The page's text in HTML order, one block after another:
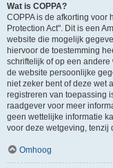
Wat is COPPA?
COPPA is de afkorting voor
Protection Act". Dit is een
website die mogelijk
hiervoor de toestemming
schriftelijk of op een
de website persoonlijke
niet zeker bent of deze wet
registreren van toepassing
raadgever voor meer
geen wettelijke informatie
voor deze wetgeving, tenzij
Omhoog